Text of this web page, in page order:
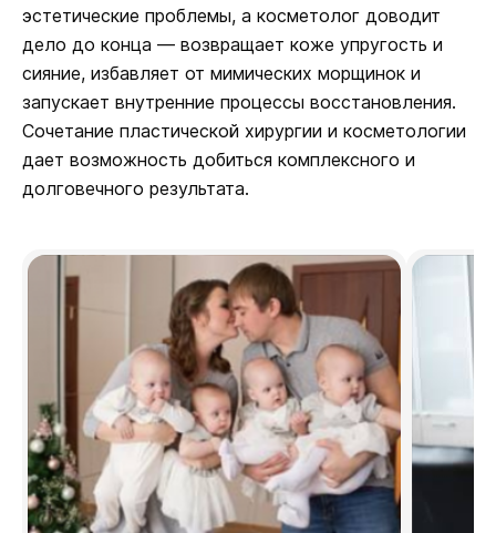
эстетические проблемы, а косметолог доводит
дело до конца — возвращает коже упругость и
сияние, избавляет от мимических морщинок и
запускает внутренние процессы восстановления.
Сочетание пластической хирургии и косметологии
дает возможность добиться комплексного и
долговечного результата.